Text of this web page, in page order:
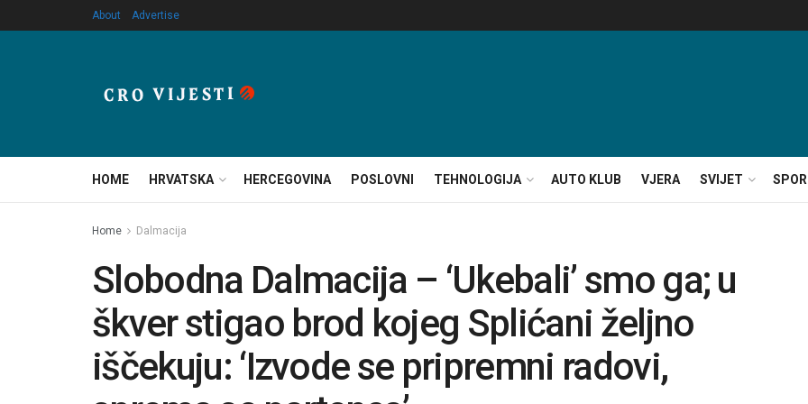
About Advertise
HOME HRVATSKA HERCEGOVINA POSLOVNI TEHNOLOGIJA AUTO KLUB VJERA SVIJET
Home Dalmacija
Slobodna Dalmacija – ‘Ukebali’ smo ga; u
škver stigao brod kojeg Splićani željno
iščekuju: ‘Izvode se pripremni radovi,